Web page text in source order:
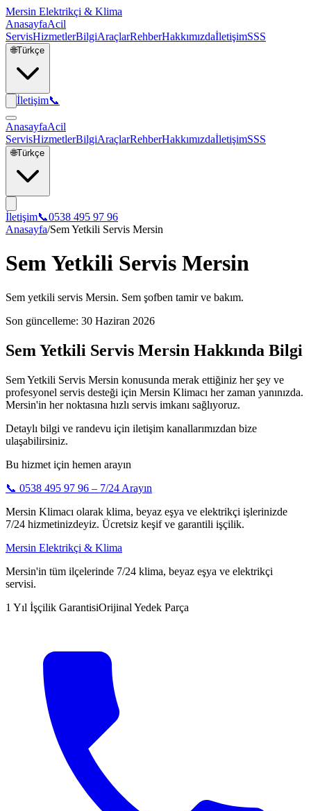
Mersin Elektrikçi & Klima
AnasayfaAcil
ServisHizmetlerBilgiAraçlarRehberHakkımızdaİletişimSSS
🌐Türkçe
İletişim📞
AnasayfaAcil
ServisHizmetlerBilgiAraçlarRehberHakkımızdaİletişimSSS
🌐Türkçe
İletişim📞0538 495 97 96
Anasayfa/Sem Yetkili Servis Mersin
Sem Yetkili Servis Mersin
Sem yetkili servis Mersin. Sem şofben tamir ve bakım.
Son güncelleme: 30 Haziran 2026
Sem Yetkili Servis Mersin Hakkında Bilgi
Sem Yetkili Servis Mersin konusunda merak ettiğiniz her şey ve
profesyonel servis desteği için Mersin Klimacı her zaman yanınızda.
Mersin'in her noktasına hızlı servis imkanı sağlıyoruz.
Detaylı bilgi ve randevu için iletişim kanallarımızdan bize
ulaşabilirsiniz.
Bu hizmet için hemen arayın
📞 0538 495 97 96 – 7/24 Arayın
Mersin Klimacı olarak klima, beyaz eşya ve elektrikçi işlerinizde
7/24 hizmetinizdeyiz. Ücretsiz keşif ve garantili işçilik.
Mersin Elektrikçi & Klima
Mersin'in tüm ilçelerinde 7/24 klima, beyaz eşya ve elektrikçi
servisi.
1 Yıl İşçilik GarantisiOrijinal Yedek Parça